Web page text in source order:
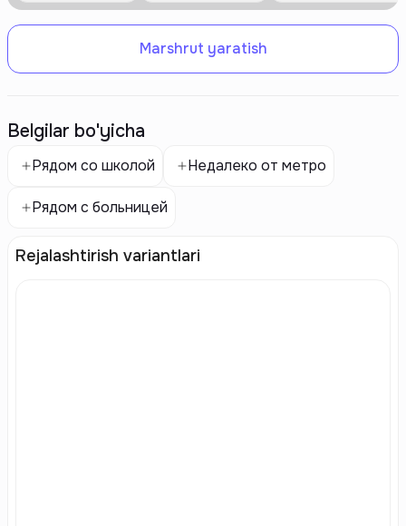
Marshrut yaratish
Belgilar bo'yicha
Рядом со школой Недалеко от метро
Рядом с больницей
Rejalashtirish variantlari